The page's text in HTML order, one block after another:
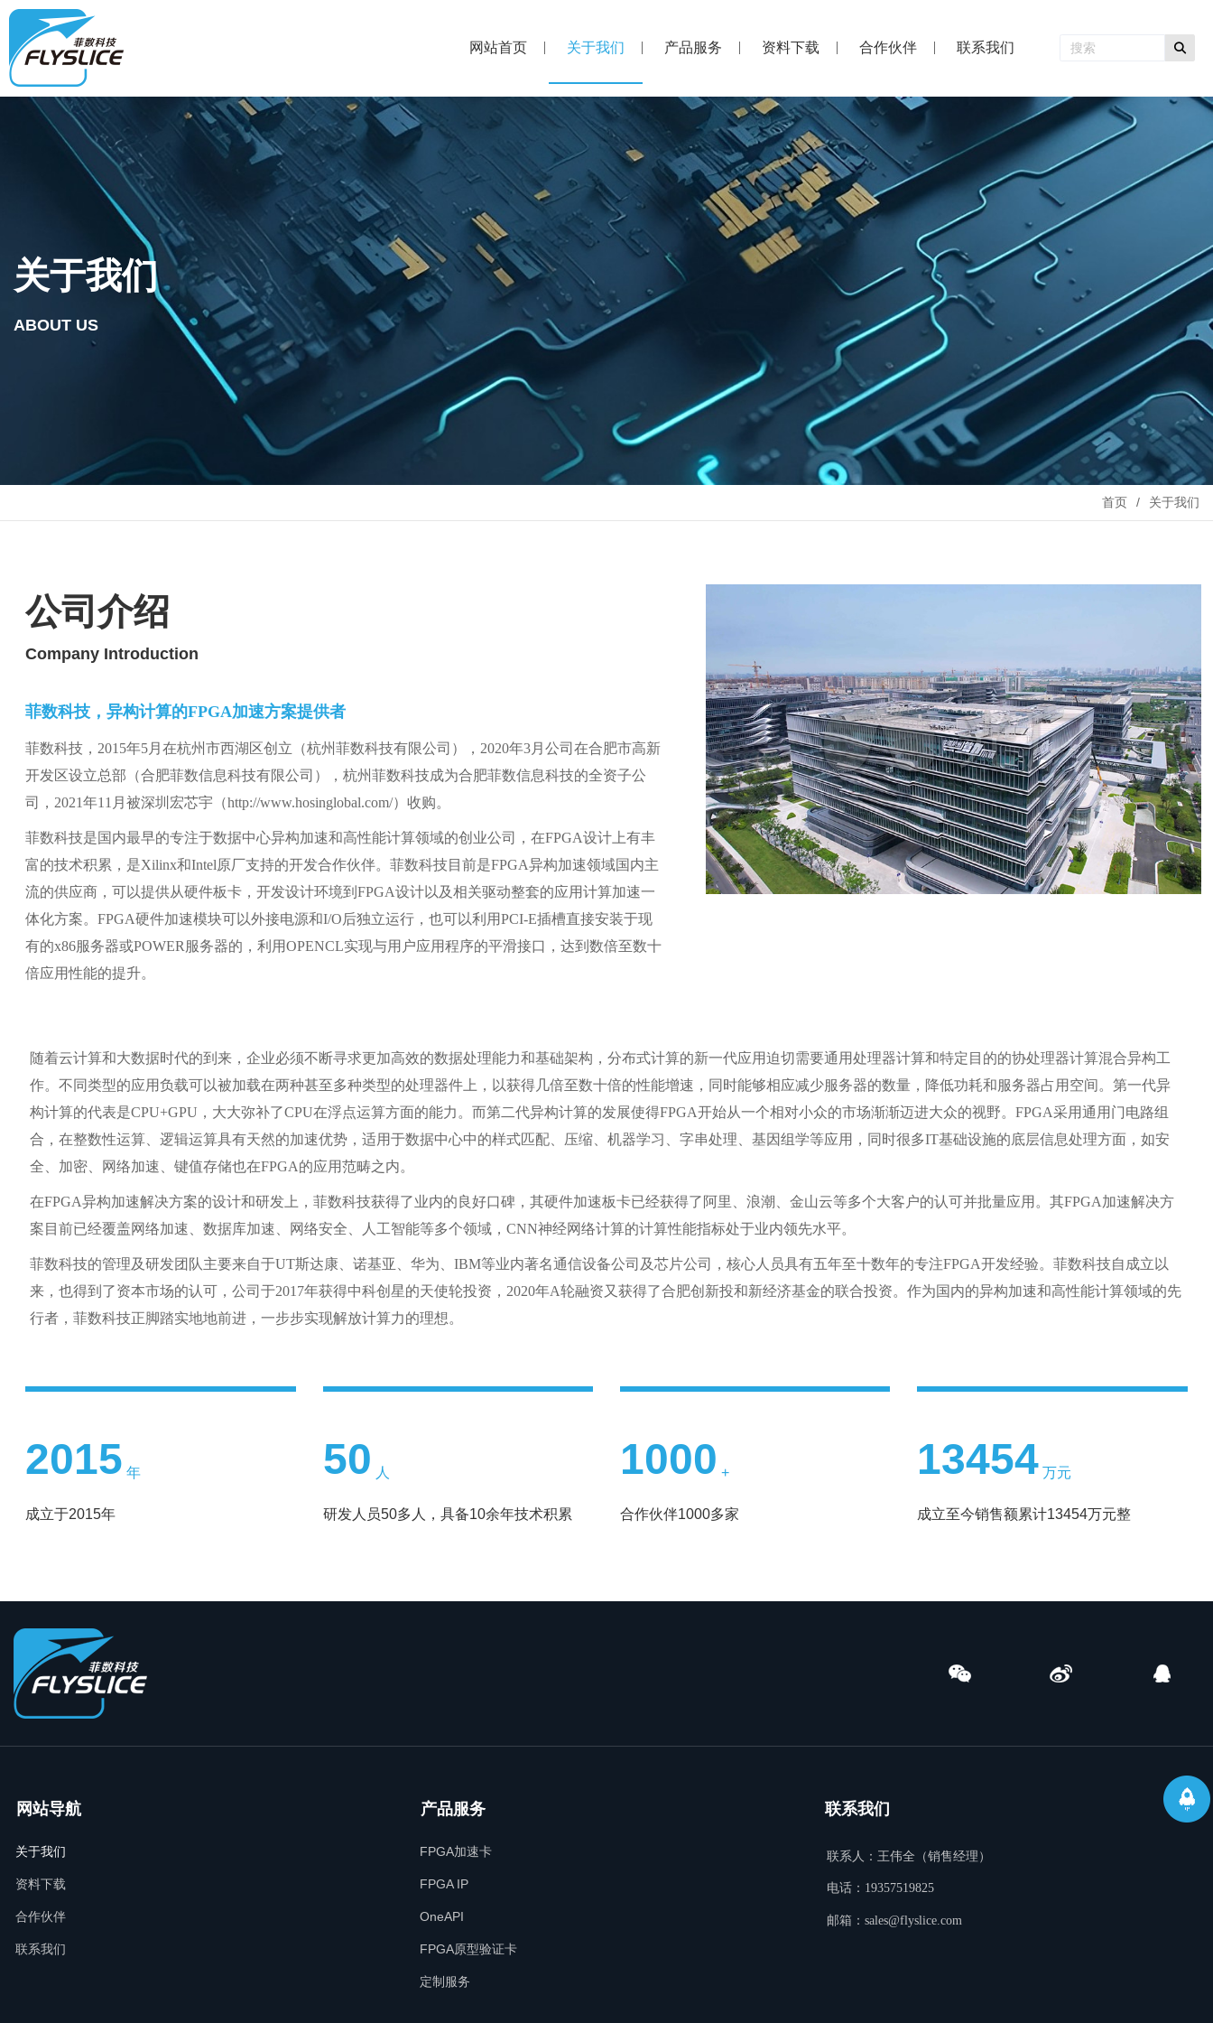
网站首页 关于我们 产品服务 资料下载 合作伙伴 联系我们
关于我们
ABOUT US
首页 关于我们
公司介绍
Company Introduction
菲数科技，异构计算的FPGA加速方案提供者
菲数科技， 2015年5月在杭州市西湖区创立（杭州菲数科技有限公司）， 2020年3月公司在合肥市高新
开发区设立总部（合肥菲数信息科技有限公司），杭州菲数科技成为合肥菲数信息科技的全资子公
司，2021年11月被深圳宏芯宇（http://www.hosinglobal.com/）收购。
菲数科技是国内最早的专注于数据中心异构加速和高性能计算领域的创业公司，在FPGA设计上有丰
富的技术积累，是Xilinx和Intel原厂支持的开发合作伙伴。菲数科技目前是FPGA异构加速领域国内主
流的供应商，可以提供从硬件板卡，开发设计环境到FPGA设计以及相关驱动整套的应用计算加速一
体化方案。FPGA硬件加速模块可以外接电源和I/O后独立运行，也可以利用PCI-E插槽直接安装于现
有的x86服务器或POWER 服务器的，利用OPENCL实现与用户应用程序的平滑接口，达到数倍至数十
倍应用性能的提升。
随着云计算和大数据时代的到来，企业必须不断寻求更加高效的数据处理能力和基础架构，分布式计算的新一代应用迫切需要通用处理器计算和特定目的的协处理器计算混合异构工
作。不同类型的应用负载可以被加载在两种甚至多种类型的处理器件上，以获得几倍至数十倍的性能增速，同时能够相应减少服务器的数量，降低功耗和服务器占用空间。第一代异
构计算的代表是CPU+GPU ，大大弥补了CPU在浮点运算方面的能力。而第二代异构计算的发展使得FPGA开始从一个相对小众的市场渐渐迈进大众的视野。FPGA采用通用门电路组
合，在整数性运算、逻辑运算具有天然的加速优势，适用于数据中心中的样式匹配、压缩、机器学习、字串处理、基因组学等应用，同时很多IT基础设施的底层信息处理方面，如安
全、加密、网络加速、键值存储也在FPGA的应用范畴之内。
在FPGA异构加速解决方案的设计和研发上，菲数科技获得了业内的良好口碑，其硬件加速板卡已经获得了阿里、浪潮、金山云等多个大客户的认可并批量应用。其FPGA加速解决方
案目前已经覆盖网络加速、数据库加速、网络安全、人工智能等多个领域，CNN神经网络计算的计算性能指标处于业内领先水平。
菲数科技的管理及研发团队主要来自于UT斯达康、诺基亚、华为、IBM等业内著名通信设备公司及芯片公司，核心人员具有五年至十数年的专注FPGA开发经验。菲数科技自成立以
来，也得到了资本市场的认可，公司于2017年获得中科创星的天使轮投资， 2020年A轮融资又获得了合肥创新投和新经济基金的联合投资。作为国内的异构加速和高性能计算领域的先
行者，菲数科技正脚踏实地地前进，一步步实现解放计算力的理想。
2015 年
成立于2015年
50 人
研发人员50多人，具备10余年技术积累
1000 +
合作伙伴1000多家
13454 万元
成立至今销售额累计13454万元整
网站导航
关于我们
资料下载
合作伙伴
联系我们
产品服务
FPGA加速卡
FPGA IP
OneAPI
FPGA原型验证卡
定制服务
联系我们
联系人：王伟全（销售经理）
电话：19357519825
邮箱：sales@flyslice.com